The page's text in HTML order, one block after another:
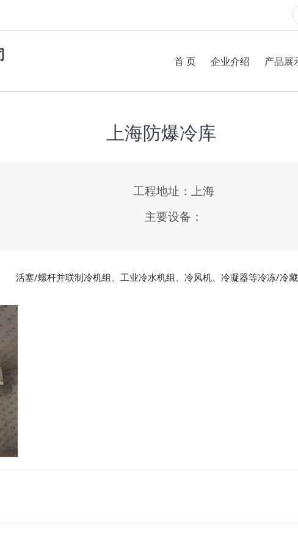
首 页 企业介绍 产品展
上海防爆冷库
工程地址：上海
主要设备：
活塞/螺杆并联制冷机组、工业冷水机组、冷风机、冷凝器等冷冻/冷藏